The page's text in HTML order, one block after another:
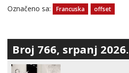
Označeno sa: Francuska offset
Broj 766, srpanj 2026.